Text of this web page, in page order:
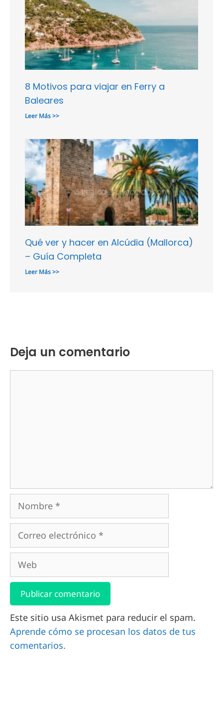
8 Motivos para viajar en Ferry a
Baleares
Leer Más >>
Qué ver y hacer en Alcúdia (Mallorca)
– Guía Completa
Leer Más >>
Deja un comentario
Este sitio usa Akismet para reducir el spam.
Aprende cómo se procesan los datos de tus
comentarios.